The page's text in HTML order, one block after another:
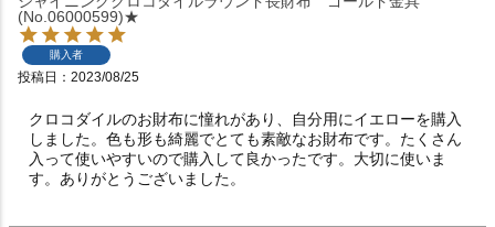
(No.06000599)★
購入者
投稿日 2023/08/25
クロコダイルのお財布に憧れがあり、自分用にイエローを購入
しました。色も形も綺麗でとても素敵なお財布です。たくさん
入って使いやすいので購入して良かったです。大切に使いま
す。ありがとうございました。